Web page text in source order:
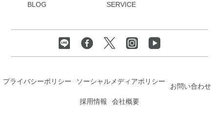
BLOG
SERVICE
プライバシーポリシー ソーシャルメディアポリシー
お問い合わせ
採用情報
会社概要